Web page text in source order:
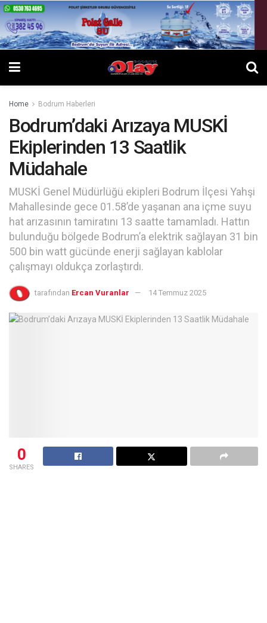
Home Bodrum Haberleri
Bodrum’daki Arızaya MUSKİ
Ekiplerinden 13 Saatlik
Müdahale
MUSKİ Genel Müdürlüğü ekipleri Bodrum İlçesi Yahşi
Mahallesinde gece 01.58’de yaşanan ana içme suyu
hat arızasının tamiratını 13 saatte tamamladı. Hattın
bulunduğu bölgede Bodrum’a elektrik sağlayan 31 bin
500 bin watt gücünde enerji sağlayan kablolar
çalışmayı oldukça zorlaştırdı.
tarafından Ercan Vuranlar 14 Temmuz 2025
0
SHARES